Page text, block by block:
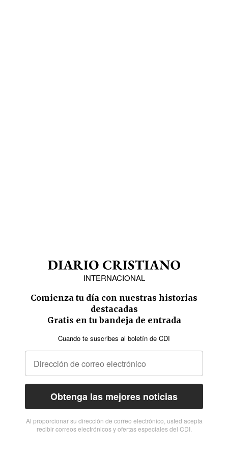
INTERNACIONAL
Comienza tu día con nuestras historias
destacadas
Gratis en tu bandeja de entrada
Cuando te suscribes al boletín de CDI
Obtenga las mejores noticias
Al proporcionar su dirección de correo electrónico, usted acepta
recibir correos electrónicos y ofertas especiales del CDI.